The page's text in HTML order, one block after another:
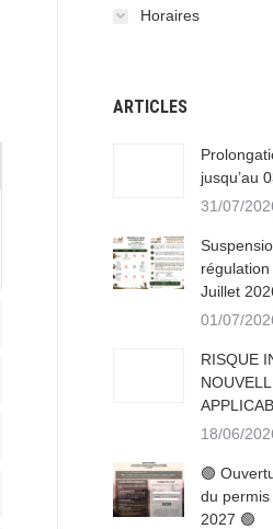
Horaires
ARTICLES
jusqu’au
31/07/
Juillet
01/07/
RISQUE
18/06/
🟢
du
2027 🟢